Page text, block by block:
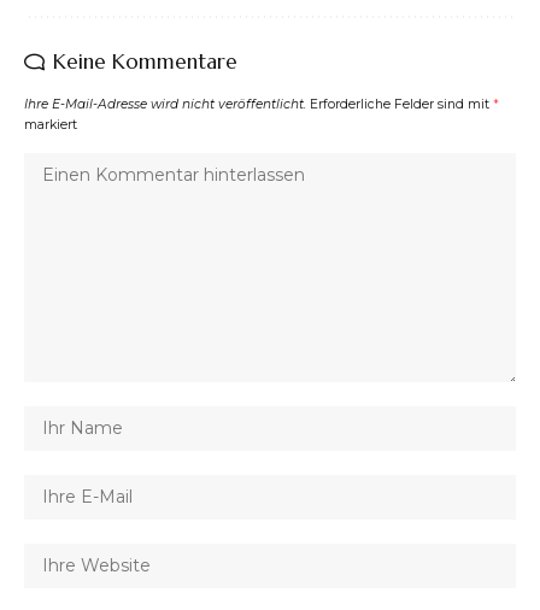
Keine Kommentare
Ihre E-Mail-Adresse wird nicht veröffentlicht. Erforderliche Felder sind mit *
markiert